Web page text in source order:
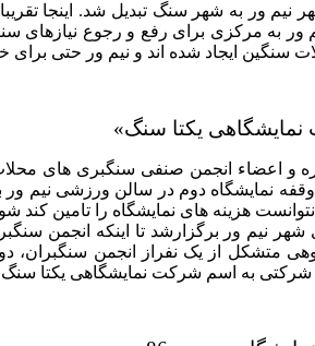
نیم ور به شهر سنگ تبدیل شد. اینجا
ور به مرکزی برای رفع و رجوع
سنگین ایجاد شده اند و نیم ور حتی
یکتا سنگ»
82 هیات مدیره و اعضاء انجمن صنفی
نمایشگاه دوم در سالن ورزشی نیم
نتوانست هزینه های نمایشگاه را تامین
نیم ور برگزارشد تا اینکه انجمن
متشکل از یک نفراز انجمن
به اسم شرکت نمایشگاهی یکتا سنگ